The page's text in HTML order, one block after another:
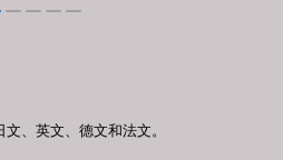
、英文、德文和法文。